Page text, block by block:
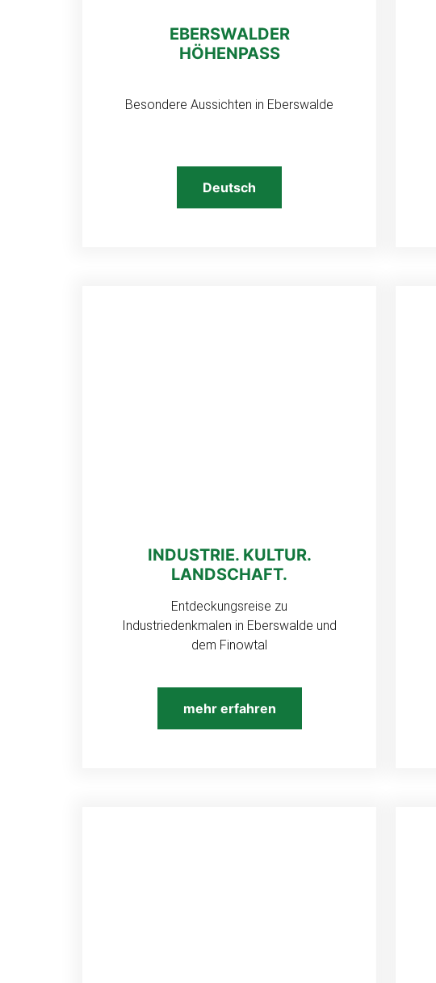
EBERSWALDER
HÖHENPASS
Besondere Aussichten in Eberswalde
Deutsch
INDUSTRIE. KULTUR.
LANDSCHAFT.
Entdeckungsreise zu
Industriedenkmalen in Eberswalde und
dem Finowtal
mehr erfahren